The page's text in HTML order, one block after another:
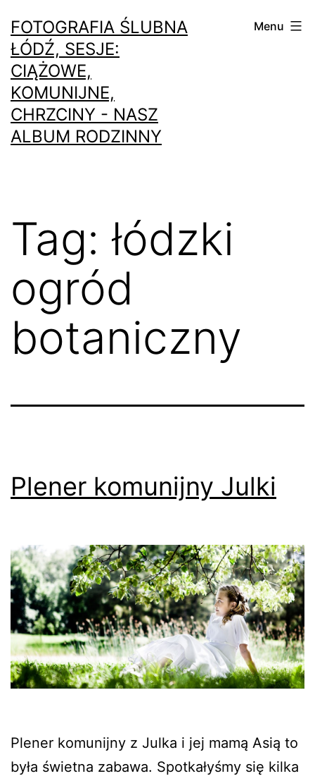
do
treści
FOTOGRAFIA ŚLUBNA
ŁÓDŹ, SESJE:
CIĄŻOWE,
KOMUNIJNE,
CHRZCINY - NASZ
ALBUM RODZINNY
Menu
Tag: łódzki
ogród
botaniczny
Plener komunijny Julki
Plener komunijny z Julka i jej mamą Asią to
była świetna zabawa. Spotkałyśmy się kilka